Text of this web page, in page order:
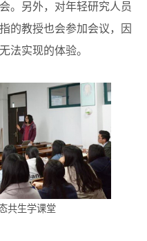
。另外，对年轻研究人员
的教授也会参加会议，因
法实现的体验。
共生学课堂